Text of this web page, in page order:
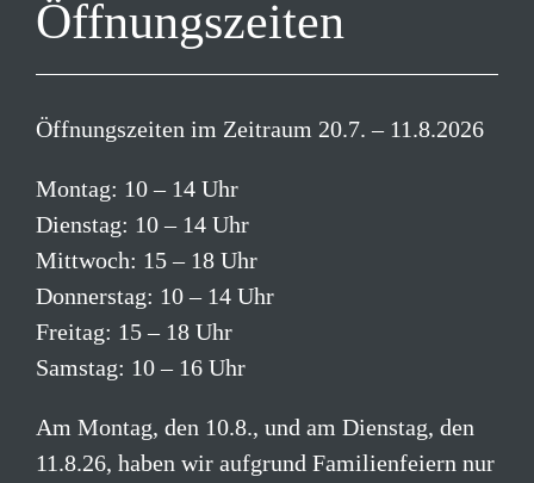
Öffnungszeiten
Öffnungszeiten im Zeitraum 20.7. – 11.8.2026
Montag: 10 – 14 Uhr
Dienstag: 10 – 14 Uhr
Mittwoch: 15 – 18 Uhr
Donnerstag: 10 – 14 Uhr
Freitag: 15 – 18 Uhr
Samstag: 10 – 16 Uhr
Am Montag, den 10.8., und am Dienstag, den
11.8.26, haben wir aufgrund Familienfeiern nur